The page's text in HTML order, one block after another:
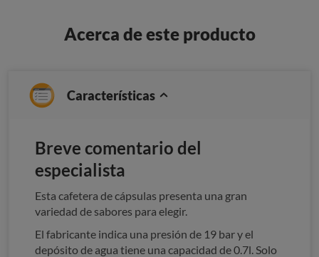
Acerca de este producto
Características
Breve comentario del
especialista
Esta cafetera de cápsulas presenta una gran
variedad de sabores para elegir.
El fabricante indica una presión de 19 bar y el
depósito de agua tiene una capacidad de 0.7l. Solo